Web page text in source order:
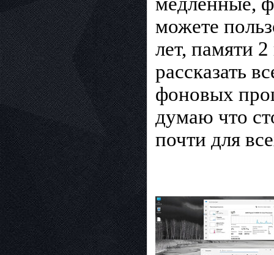
можете
лет, памяти 2
рассказать
фоновых
думаю что
почти для